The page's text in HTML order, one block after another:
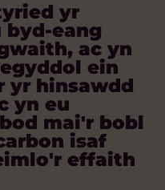
yr
eang
ac yn
ein
yr hinsawdd
yn eu
mai'r bobl
isaf
effaith